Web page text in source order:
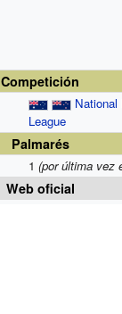
Competición
National
League
Palmarés
1(por última vez
Web oficial